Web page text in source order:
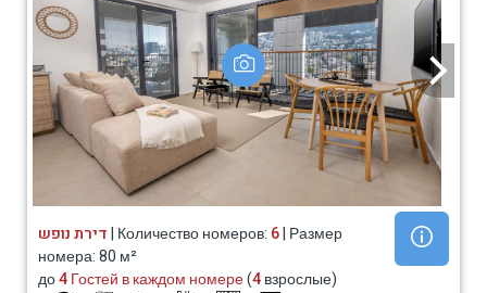
דירת נופש| Количество номеров: 6| Размер
номера: 80 м²
до4 Гостей в каждом номере(4взрослые)